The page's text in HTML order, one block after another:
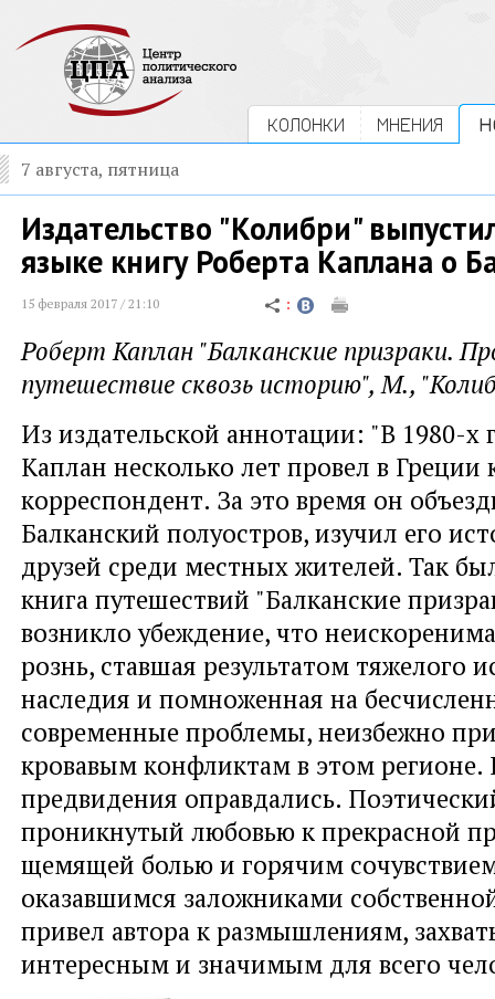
КОЛОНКИ МНЕНИЯ
7 августа, пятница
Издательство "Колибри"
языке книгу Роберта Каплана о
15 февраля 2017 / 21:10
Роберт Каплан "Балканские призраки.
путешествие сквозь историю", М.,
Из издательской аннотации: "В 1980-х
Каплан несколько лет провел в Греции
корреспондент. За это время он
Балканский полуостров, изучил его
друзей среди местных жителей. Так
книга путешествий "Балканские
возникло убеждение, что
рознь, ставшая результатом тяжелого
наследия и помноженная на
современные проблемы, неизбежно
кровавым конфликтам в этом регионе.
предвидения оправдались.
проникнутый любовью к прекрасной
щемящей болью и горячим
оказавшимся заложниками
привел автора к размышлениям,
интересным и значимым для всего